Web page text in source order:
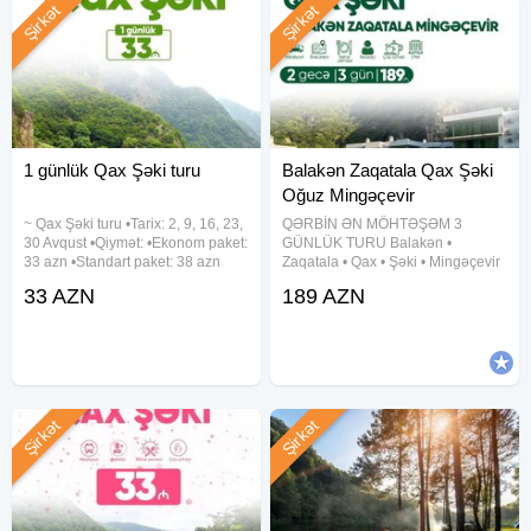
1 günlük Qax Şəki turu
~ Qax Şəki turu •Tarix: 2, 9, 16, 23,
30 Avqust •Qiymət: •Ekonom paket:
33 azn •Standart paket: 38 azn
xidməti •Ekskursiyalar •Çay süfrəsi
Şirkət
33 AZN
Balakən Zaqatala Qax Şəki
Oğuz Mingəçevir
QƏRBİN ƏN MÖHTƏŞƏM 3
GÜNLÜK TURU Balakən •
Zaqatala • Qax • Şəki • Mingəçevir
komfortu və əyləncə dolu səyahət!
Şirkət
189 AZN
Şirkət Şirkət